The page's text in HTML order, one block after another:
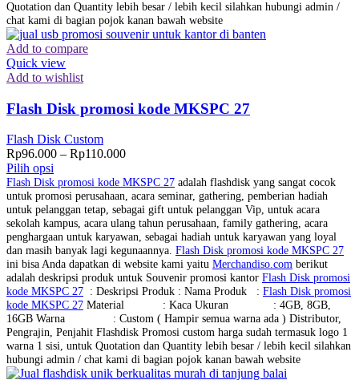
Quotation dan Quantity lebih besar / lebih kecil silahkan hubungi admin /
chat kami di bagian pojok kanan bawah website
Add to compare
Quick view
Add to wishlist
Flash Disk promosi kode MKSPC 27
Flash Disk Custom
Rp96.000 – Rp110.000
Pilih opsi
Flash Disk promosi kode MKSPC 27 adalah flashdisk yang sangat cocok
untuk promosi perusahaan, acara seminar, gathering, pemberian hadiah
untuk pelanggan tetap, sebagai gift untuk pelanggan Vip, untuk acara
sekolah kampus, acara ulang tahun perusahaan, family gathering, acara
penghargaan untuk karyawan, sebagai hadiah untuk karyawan yang loyal
dan masih banyak lagi kegunaannya. Flash Disk promosi kode MKSPC 27
ini bisa Anda dapatkan di website kami yaitu Merchandiso.com berikut
adalah deskripsi produk untuk Souvenir promosi kantor Flash Disk promosi
kode MKSPC 27 : Deskripsi Produk : Nama Produk : Flash Disk promosi
kode MKSPC 27 Material : Kaca Ukuran : 4GB, 8GB,
16GB Warna : Custom ( Hampir semua warna ada ) Distributor,
Pengrajin, Penjahit Flashdisk Promosi custom harga sudah termasuk logo 1
warna 1 sisi, untuk Quotation dan Quantity lebih besar / lebih kecil silahkan
hubungi admin / chat kami di bagian pojok kanan bawah website